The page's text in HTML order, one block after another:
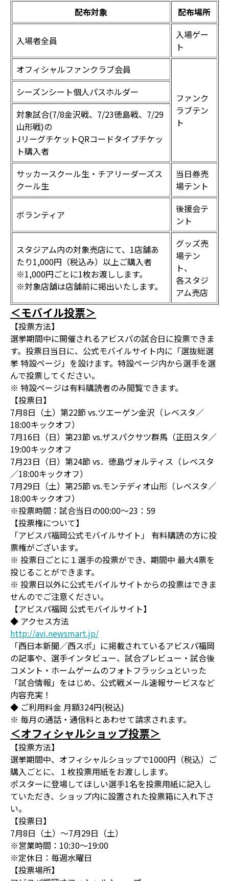
配布対象
配布場所
入場者全員
入場ゲー
ト
オフィシャルファンクラブ会員
ファンク
ラブテン
ト
シーズンシート個人パスホルダー
対象試合(7/8金沢戦、7/23徳島戦、7/29
山形戦)の
JリーグチケットQRコードタイプチケッ
ト購入者
サッカースクール生・チアリーダーズス
クール生
当日券売
場テント
ボランティア
後援会テ
ント
スタジアム内の対象売店にて、1店舗あ
たり1,000円（税込み）以上ご購入者
※1,000円ごとに1枚お渡しします。
※対象店舗は店舗前に掲出いたします。
グッズ売
場テン
ト、
各スタジ
アム売店
＜モバイル投票＞
【投票方法】
選挙期間中に開催されるアビスパの試合日に投票できま
す。投票日当日に、公式モバイルサイト内に「選抜総選
挙 特設ページ」を設けます。特設ページ内から選手を選
んで投票してください。
※ 特設ページは有料購読者のみ閲覧できます。
【投票日】
7月8日（土）第22節 vs.ツエーゲン金沢（レベスタ／
18:00キックオフ）
7月16日（日）第23節 vs.ザスパクサツ群馬（正田スタ／
19:00キックオフ
7月23日（日）第24節 vs．徳島ヴォルティス（レベスタ
／18:00キックオフ）
7月29日（土）第25節 vs.モンテディオ山形（レベスタ／
18:00キックオフ）
※投票時間：試合当日の00:00～23：59
【投票権について】
「アビスパ福岡公式モバイルサイト」 有料購読の方に投
票権がございます。
※ 投票日ごとに１選手の投票ができ、期間中 最大4票を
投じることができます。
※ 投票日以外に公式モバイルサイトからの投票はできま
せんのでご注意ください。
【アビスパ福岡 公式モバイルサイト】
◆ アクセス方法
http://avi.newsmart.jp/
「西日本新聞／西スポ」に掲載されているアビスパ福岡
の記事や、選手インタビュー、試合プレビュー・試合後
コメント・ホームゲームのフォトフラッシュといった
「試合情報」をはじめ、公式戦メール速報サービスなど
内容充実！
◆ ご利用料金 月額324円(税込)
※ 毎月の通話・通信料とあわせて請求されます。
＜オフィシャルショップ投票＞
【投票方法】
選挙期間中、オフィシャルショップで1000円（税込）ご
購入ごとに、１枚投票用紙をお渡しします。
ポスターに登場してほしい選手1名を投票用紙に記入し
ていただき、ショップ内に設置された投票箱に入れ下さ
い。
【投票日】
7月8日（土）～7月29日（土）
※営業時間：10:30～19:00
※定休日：毎週水曜日
【投票場所】